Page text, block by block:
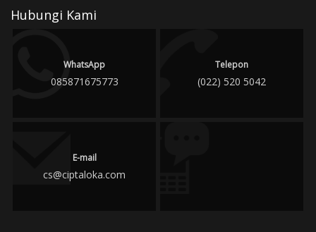
Hubungi Kami
WhatsApp
085871675773
Telepon
(022) 520 5042
E-mail
cs@ciptaloka.com